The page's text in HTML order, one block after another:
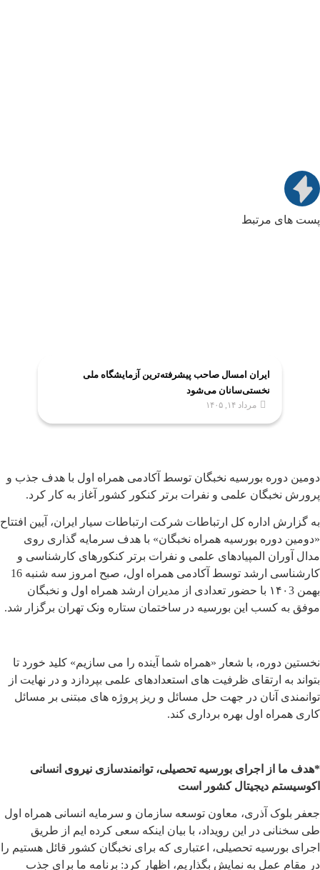
پست های مرتبط
ایران امسال صاحب پیشرفته‌ترین آزمایشگاه ملی
نخستی‌سانان می‌شود
مرداد ۱۴, ۱۴۰۵
دومین دوره بورسیه نخبگان توسط آکادمی همراه اول با هدف جذب و
پرورش نخبگان علمی و نفرات برتر کنکور کشور آغاز به کار کرد.
به گزارش اداره کل ارتباطات شرکت ارتباطات سیار ایران، آیین افتتاح
«دومین دوره بورسیه همراه نخبگان» با هدف سرمایه گذاری روی
مدال آوران المپیادهای علمی و نفرات برتر کنکورهای کارشناسی و
کارشناسی ارشد توسط آکادمی همراه اول، صبح امروز سه شنبه 16
بهمن ۱۴۰3 با حضور تعدادی از مدیران ارشد همراه اول و نخبگان
موفق به کسب این بورسیه در ساختمان ستاره ونک تهران برگزار شد.
نخستین دوره، با شعار «همراه شما آینده را می سازیم» کلید خورد تا
بتواند به ارتقای ظرفیت های استعدادهای علمی بپردازد و در نهایت از
توانمندی آنان در جهت حل مسائل و ریز پروژه های مبتنی بر مسائل
کاری همراه اول بهره برداری کند.
*هدف ما از اجرای بورسیه تحصیلی، توانمندسازی نیروی انسانی
اکوسیستم دیجیتال کشور است
جعفر بلوک آذری، معاون توسعه سازمان و سرمایه انسانی همراه اول
طی سخنانی در این رویداد، با بیان اینکه سعی کرده ایم از طریق
اجرای بورسیه تحصیلی، اعتباری که برای نخبگان کشور قائل هستیم را
در مقام عمل به نمایش بگذاریم، اظهار کرد: برنامه ما برای جذب